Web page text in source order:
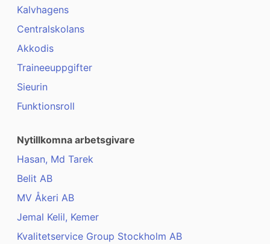
Kalvhagens
Centralskolans
Akkodis
Traineeuppgifter
Sieurin
Funktionsroll
Nytillkomna arbetsgivare
Hasan, Md Tarek
Belit AB
MV Åkeri AB
Jemal Kelil, Kemer
Kvalitetservice Group Stockholm AB